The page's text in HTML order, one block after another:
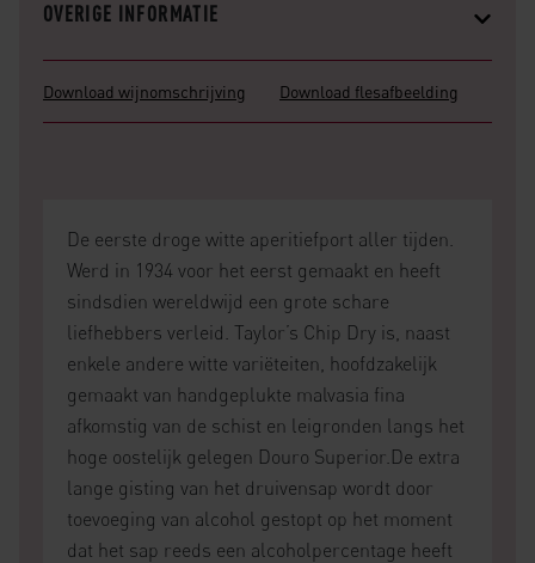
OVERIGE INFORMATIE
Download wijnomschrijving Download flesafbeelding
De eerste droge witte aperitiefport aller tijden.
Werd in 1934 voor het eerst gemaakt en heeft
sindsdien wereldwijd een grote schare
liefhebbers verleid. Taylor’s Chip Dry is, naast
enkele andere witte variëteiten, hoofdzakelijk
gemaakt van handgeplukte malvasia fina
afkomstig van de schist en leigronden langs het
hoge oostelijk gelegen Douro Superior.De extra
lange gisting van het druivensap wordt door
toevoeging van alcohol gestopt op het moment
dat het sap reeds een alcoholpercentage heeft